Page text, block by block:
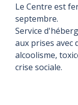
Le Centre est
septembre.
Service
aux prises avec
alcoolisme,
crise sociale.